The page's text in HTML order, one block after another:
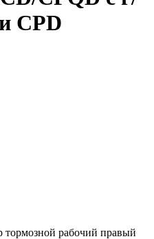
CPD
тормозной рабочий правый